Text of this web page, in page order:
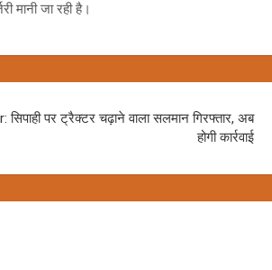
मानी जा रही है।
सिपाही पर ट्रैक्टर चढ़ाने वाला सलमान गिरफ्तार, अब
होगी कार्रवाई